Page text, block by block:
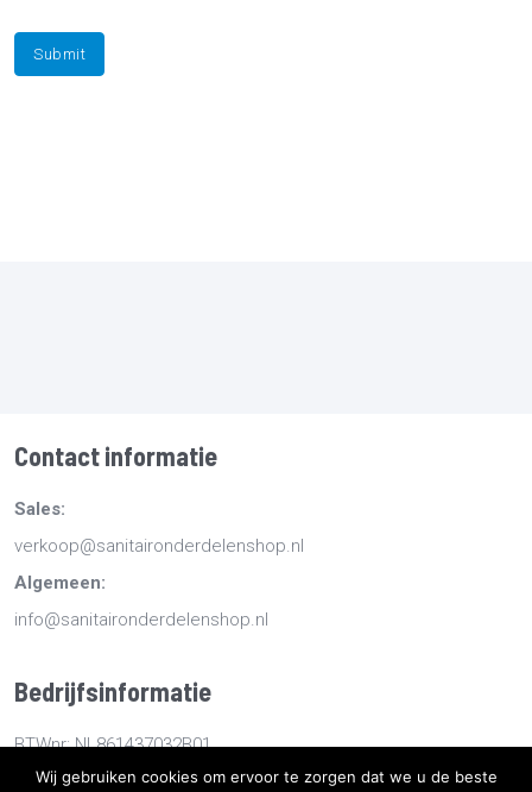
Contact informatie
Sales:
verkoop@sanitaironderdelenshop.nl
Algemeen:
info@sanitaironderdelenshop.nl
Bedrijfsinformatie
BTWnr: NL861437032B01
KvKnr: 78527112
Wij gebruiken cookies om ervoor te zorgen dat we u de beste